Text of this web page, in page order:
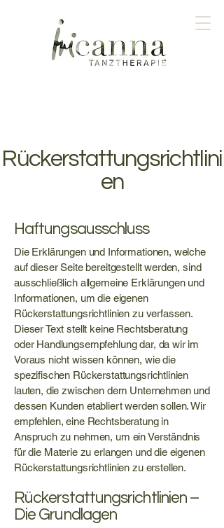
Rückerstattungsrichtlini
en
Haftungsausschluss
Die Erklärungen und Informationen, welche
auf dieser Seite bereitgestellt werden, sind
ausschließlich allgemeine Erklärungen und
Informationen, um die eigenen
Rückerstattungsrichtlinien zu verfassen.
Dieser Text stellt keine Rechtsberatung
oder Handlungsempfehlung dar, da wir im
Voraus nicht wissen können, wie die
spezifischen Rückerstattungsrichtlinien
lauten, die zwischen dem Unternehmen und
dessen Kunden etabliert werden sollen. Wir
empfehlen, eine Rechtsberatung in
Anspruch zu nehmen, um ein Verständnis
für die Materie zu erlangen und die eigenen
Rückerstattungsrichtlinien zu erstellen.
Rückerstattungsrichtlinien –
Die Grundlagen